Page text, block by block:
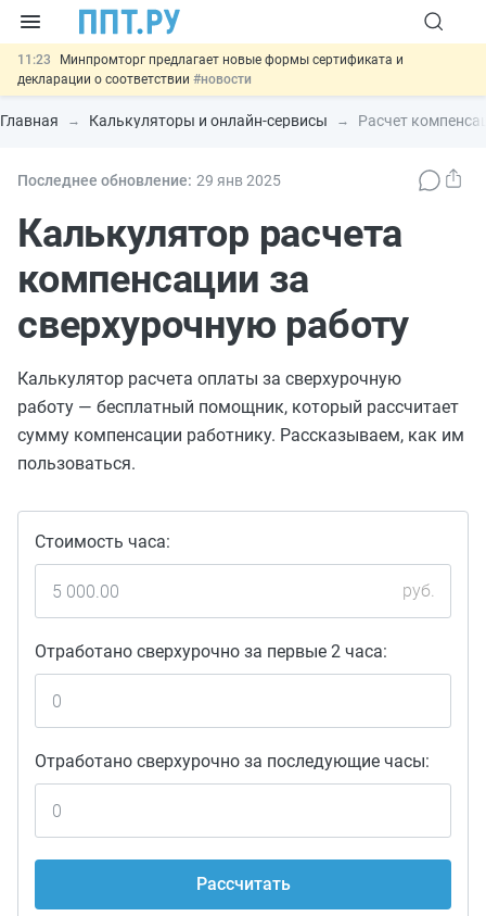
11:23
Минпромторг предлагает новые формы сертификата и
декларации о соответствии #новости
10:09 Риск атак БПЛА можно учитывать при оценке профрисков
#новости
05.08 Обновили сообщения НПФ о договорах НПО и долгосрочных
05.08
#новости
Главная Калькуляторы и онлайн-сервисы Расчет
Последнее обновление: 29 янв2025
Калькулятор расчета
компенсации за
сверхурочную работу
Калькулятор расчета оплаты за сверхурочную
работу — бесплатный помощник, который рассчитает
сумму компенсации работнику. Рассказываем, как им
пользоваться.
Стоимость часа:
руб.
Отработано сверхурочно за первые 2 часа:
Отработано сверхурочно за последующие часы:
Рассчитать